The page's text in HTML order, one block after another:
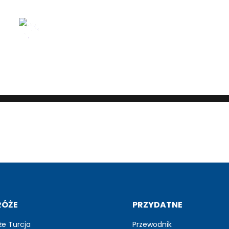
Turcja
PRZYDATNE
Przewodnik